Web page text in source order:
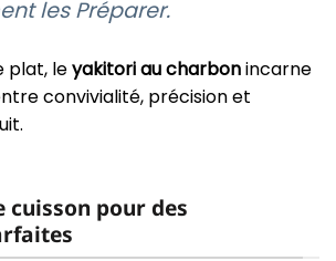
les Préparer.
plat, leyakitori au charbonincarne
convivialité, précision et
cuisson pour des